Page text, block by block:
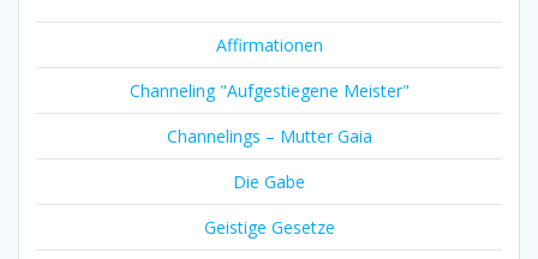
Affirmationen
Channeling "Aufgestiegene Meister"
Channelings – Mutter Gaia
Die Gabe
Geistige Gesetze